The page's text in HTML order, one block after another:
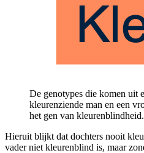
De genotypes die komen uit
kleurenziende man en een
het gen van kleurenblindheid.
Hieruit blijkt dat dochters nooit
vader niet kleurenblind is, maar